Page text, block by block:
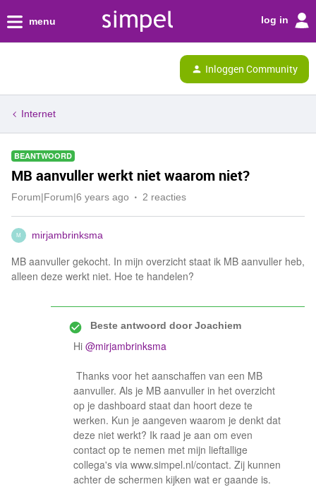
menu log in
Inloggen Community
Internet
BEANTWOORD
MB aanvuller werkt niet waarom niet?
Forum|Forum|6 years ago 2 reacties
M mirjambrinksma
MB aanvuller gekocht. In mijn overzicht staat ik MB aanvuller heb,
alleen deze werkt niet. Hoe te handelen?
Beste antwoord doorJoachiem
Hi @mirjambrinksma
Thanks voor het aanschaffen van een MB
aanvuller. Als je MB aanvuller in het overzicht
op je dashboard staat dan hoort deze te
werken. Kun je aangeven waarom je denkt dat
deze niet werkt? Ik raad je aan om even
contact op te nemen met mijn lieftallige
collega's via www.simpel.nl/contact. Zij kunnen
achter de schermen kijken wat er gaande is.